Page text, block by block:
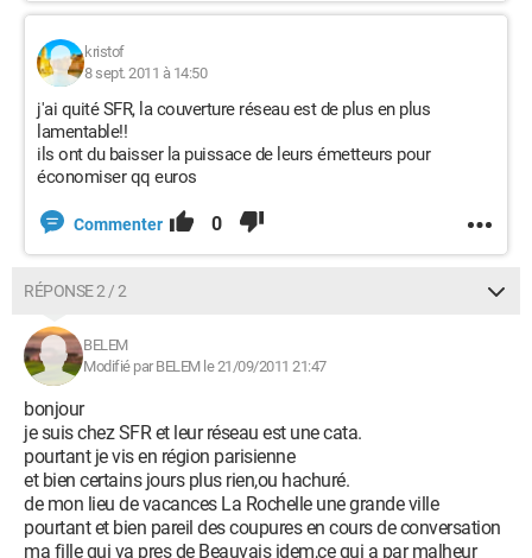
kristof
8 sept. 2011 à 14:50
j'ai quité SFR, la couverture réseau est de plus en plus
lamentable!!
ils ont du baisser la puissace de leurs émetteurs pour
économiser qq euros
Commenter 0
RÉPONSE 2 / 2
BELEM
Modifié par BELEM le 21/09/2011 21:47
bonjour
je suis chez SFR et leur réseau est une cata.
pourtant je vis en région parisienne
et bien certains jours plus rien,ou hachuré.
de mon lieu de vacances La Rochelle une grande ville
pourtant et bien pareil des coupures en cours de conversation
ma fille qui va pres de Beauvais idem,ce qui a par malheur